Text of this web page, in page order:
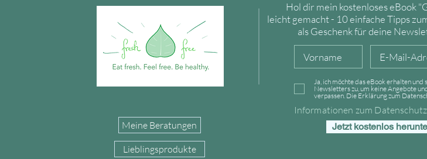
Meine Beratungen
Lieblingsprodukte
Hol dir mein kostenloses eBook
leichtgemacht - 10 einfache Tipps
als Geschenk für deine
Ja, ich möchte das eBook erhalten
Newsletters zu, um keine Angebote
verpassen. Die Erklärung zum
Informationen zum
Jetzt kostenlos